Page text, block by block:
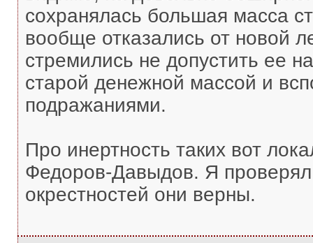
сохранялась большая масса
вообще отказались от новой
стремились не допустить ее
старой денежной массой и
подражаниями.
Про инертность таких вот
Федоров-Давыдов. Я
окрестностей они верны.